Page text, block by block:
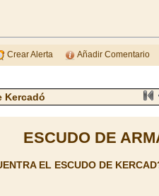
Crear Alerta Añadir Comentario
Kercadó
ESCUDO DE
EL ESCUDO DE